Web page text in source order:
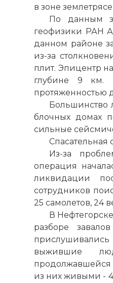
в зоне
По данным
геофизики РАН
данном районе
из-за
плит. Эпицентр
глубине 9 км.
протяженностью
Большинство
блочных домах
сильные
Спасательная
Из-за
операция
ликвидации
сотрудников
25 самолетов, 24
В
разборе
выжившие
продолжавшейся
из них живыми -